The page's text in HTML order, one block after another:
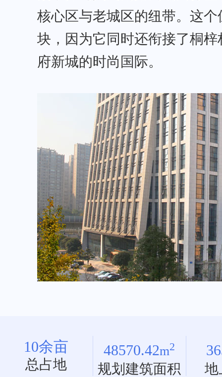
核心区与老城区的纽带。这
块，因为它同时还衔接了桐
府新城的时尚国际。
10余亩
总占地
48570.42m2
规划建筑面积 地